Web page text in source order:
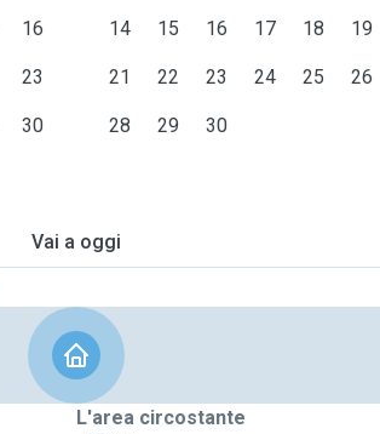
16
23
30
14 15 16 17 18 19
21 22 23 24 25 26
28 29 30
Vai a oggi
L'area circostante